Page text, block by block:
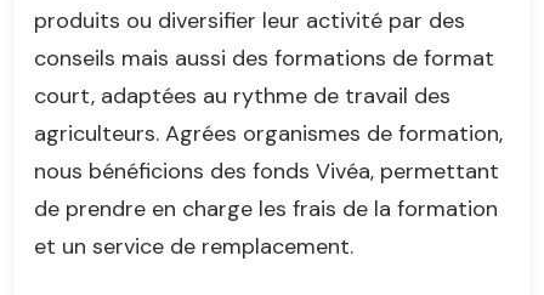
produits ou diversifier leur activité par des
conseils mais aussi des formations de format
court, adaptées au rythme de travail des
agriculteurs. Agrées organismes de formation,
nous bénéficions des fonds Vivéa, permettant
de prendre en charge les frais de la formation
et un service de remplacement.